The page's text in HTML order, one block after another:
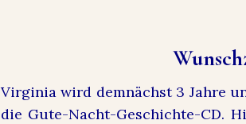
Virginia wird demnächst 3 Jahre
die Gute-Nacht-Geschichte-CD.